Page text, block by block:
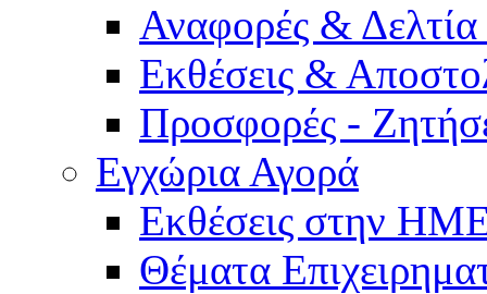
Αναφορές &
Εκθέσεις &
Προσφορές -
Εγχώρια Αγορά
Εκθέσεις στην
Θέματα